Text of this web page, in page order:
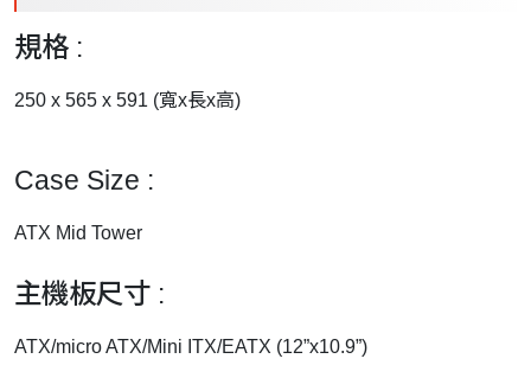
規格 :
250 x 565 x 591 (寬x長x高)
Case Size :
ATX Mid Tower
主機板尺寸 :
ATX/micro ATX/Mini ITX/EATX (12”x10.9”)